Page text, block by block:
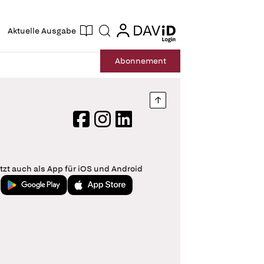
Aktuelle Ausgabe Suche login
login
Abonnement
Nach oben springen
FacebookInstagram
LinkedIn
auch als App für iOS und Android
Jetzt bei Google PlayLaden im App Store